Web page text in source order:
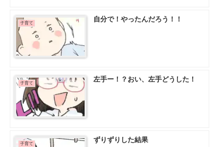
子育て 自分で！やったんだろう！！
子育て 左手ー！？おい、左手どうした！
子育て ずりずりした結果